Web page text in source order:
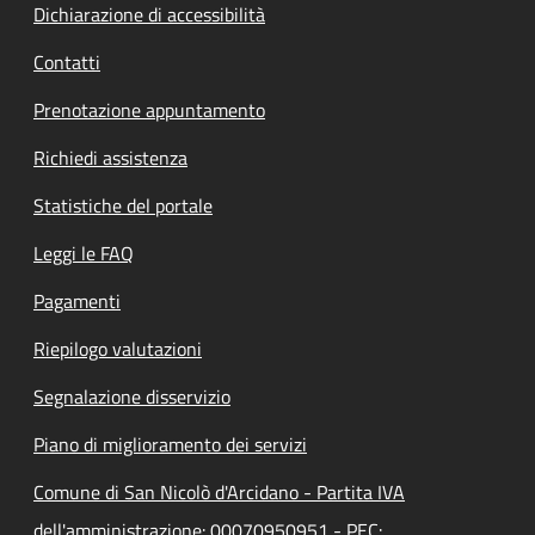
Dichiarazione di accessibilità
Contatti
Prenotazione appuntamento
Richiedi assistenza
Statistiche del portale
Leggi le FAQ
Pagamenti
Riepilogo valutazioni
Segnalazione disservizio
Piano di miglioramento dei servizi
Comune di San Nicolò d'Arcidano - Partita IVA